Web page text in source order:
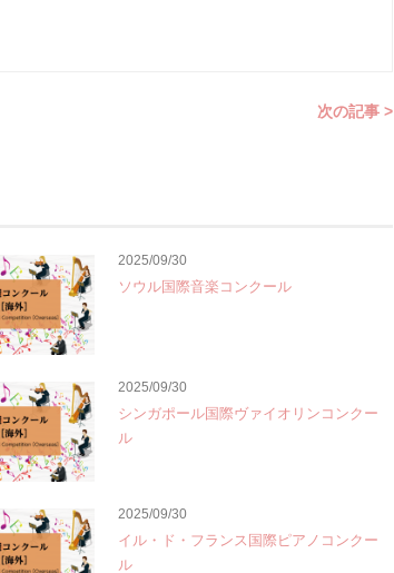
次の記事 >
2025/09/30
ソウル国際音楽コンクール
2025/09/30
シンガポール国際ヴァイオリンコンクー
ル
2025/09/30
イル・ド・フランス国際ピアノコンクー
ル